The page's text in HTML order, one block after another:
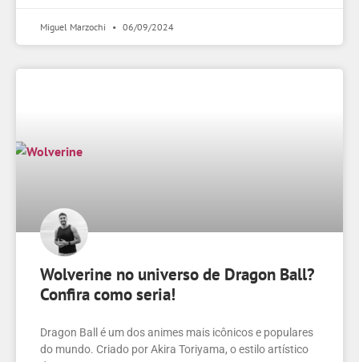
Miguel Marzochi 06/09/2024
Wolverine no universo de Dragon Ball?
Confira como seria!
Dragon Ball é um dos animes mais icônicos e populares
do mundo. Criado por Akira Toriyama, o estilo artístico